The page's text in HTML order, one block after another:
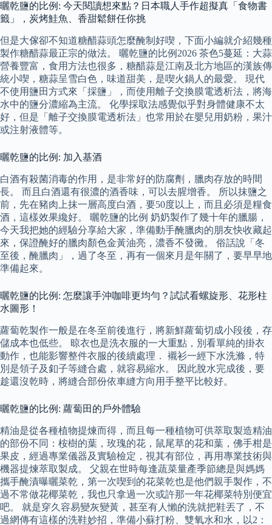
曬乾鹽的比例: 今天閱讀想來點？日本職人手作超擬真「食物書
籤」，炭烤鮭魚、香甜鬆餅任你挑
但是大傢卻不知道糖醋蒜頭怎麼醃制好喫，下面小編就介紹幾種
製作糖醋蒜最正宗的做法。 曬乾鹽的比例2026 茶色5蔓延：大蒜
營養豐富，食用方法也很多，糖醋蒜是江南及北方地區的漢族傳
統小喫，糖蒜呈雪白色，味道甜美，是喫火鍋人的最愛。 現代
不使用鹽田方式來「採鹽」，而使用離子交換膜電透析法，將海
水中的鹽分濃縮為主流。 化學採取法感覺似乎對身體健康不太
好，但是「離子交換膜電透析法」也常用於在嬰兒用奶粉，果汁
或注射液體等。
曬乾鹽的比例: 加入基酒
白酒有殺菌消毒的作用，是非常好的防腐劑，臘肉存放的時間
長。 而且白酒還有很濃的酒香味，可以去腥增香。 所以抹鹽之
前，先在豬肉上抹一層高度白酒，要50度以上，而且必須是糧食
酒，這樣效果纔好。 曬乾鹽的比例 奶奶製作了幾十年的臘腸，
今天我把她的經驗分享給大家，準備動手醃臘肉的朋友快收藏起
來，保證醃好的臘肉顏色金黃油亮，濃香不發黴。 俗話說「冬
至後，醃臘肉」，過了冬至，再有一個來月是年關了，要早早地
準備起來。
曬乾鹽的比例: 怎麼讓手沖咖啡更均勻？試試看螺旋形、花形柱
水圖形！
蘿蔔乾製作一般是在冬至前後進行，將新鮮蘿蔔切成小段後，存
儲成本也低些。 晾衣也是洗衣服的一大重點，別看單純的掛衣
動作，也能影響整件衣服的後續處理． 襯衫一經下水洗滌，特
別是領子及釦子等縫合處，就容易縮水。 因此脫水完成後，要
趁還沒乾時，將縫合部份依車縫方向用手整平比較好。
曬乾鹽的比例: 蘿蔔田的戶外體驗
精油是從各種植物提煉而得，而且每一種植物可供萃取製造精油
的部份不同：桉樹的葉，玫瑰的花，鼠尾草的花和葉，佛手柑是
果皮，經過專業儀器及實驗檢定，視其有部位，再用專業技術與
機器提煉萃取製成。 父親在世時每逢蔬菜量產季節總是與媽媽
攜手醃漬曝曬菜乾，第一次喫到的花菜乾也是他們親手製作，不
過不常做花椰菜乾，我也只拿過一次或許那一年花椰菜特別便宜
吧。 就是穿久容易變灰變黃，甚至有人懶的洗就把鞋丟了，不
過網傳有這樣的洗鞋妙招，準備小蘇打粉、雙氧水和水，以2：